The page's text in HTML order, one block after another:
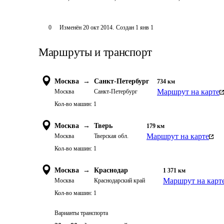
0 Изменён 20 окт 2014. Создан 1 янв 1
Маршруты и транспорт
Москва →
Москва
Санкт-Петербург
Санкт-Петербург
734 км
Маршрут на карте
Кол-во машин: 1
Москва →
Москва
Тверь
Тверская обл.
179 км
Маршрут на карте
Кол-во машин: 1
Москва →
Москва
Краснодар
Краснодарский край
1 371 км
Маршрут на
Кол-во машин: 1
Варианты транспорта